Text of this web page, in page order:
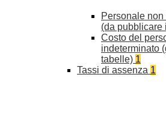
Personale
(da pubblicare
Costo del
indeterminato
tabelle) 1
Tassi di assenza 1